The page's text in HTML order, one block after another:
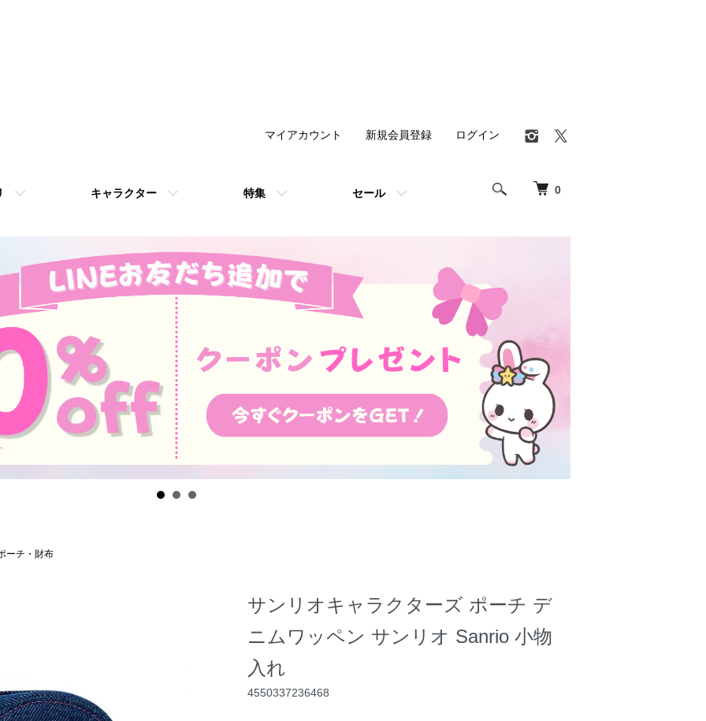
0
キャラクター 特集 セール
マイアカウント 新規会員登録 ログイン
ーチ・財布
サンリオキャラクターズ ポーチ デ
ニムワッペン サンリオ Sanrio 小物
入れ
4550337236468